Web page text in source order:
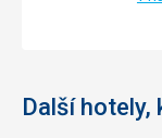
Další hotely,